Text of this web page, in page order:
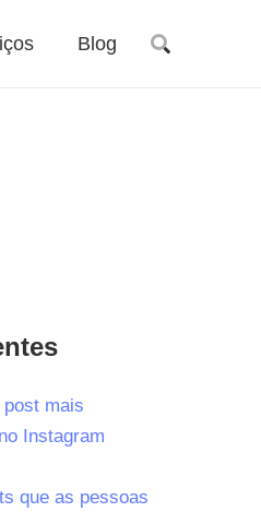
Blog
mais
Instagram
que as pessoas